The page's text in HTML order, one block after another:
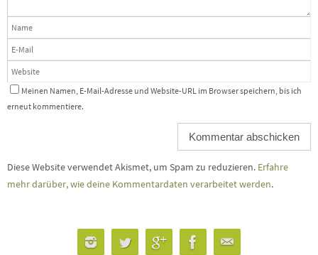
Meinen Namen, E-Mail-Adresse und Website-URL im Browser speichern, bis ich
erneut kommentiere.
Diese Website verwendet Akismet, um Spam zu reduzieren. Erfahre
mehr darüber, wie deine Kommentardaten verarbeitet werden.